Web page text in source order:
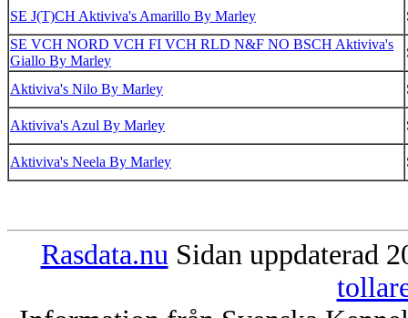
SE J(T)CH Aktiviva's Amarillo By Marley
SE VCH NORD VCH FI VCH RLD N&F NO BSCH Aktiviva's
Giallo By Marley
Aktiviva's Nilo By Marley
Aktiviva's Azul By Marley
Aktiviva's Neela By Marley
Rasdata.nu Sidan uppdaterad